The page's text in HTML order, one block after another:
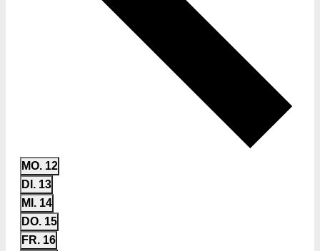
MO. 12
DI. 13
MI. 14
DO. 15
FR. 16